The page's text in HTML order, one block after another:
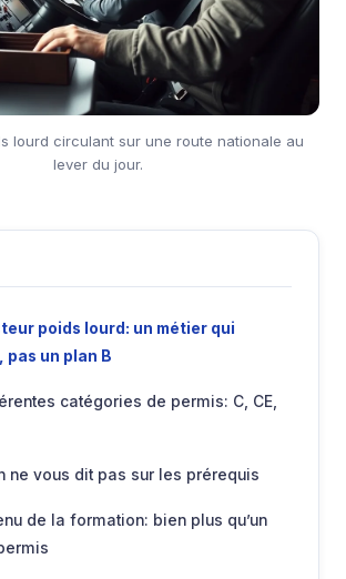
lourd circulant sur une route nationale au
lever du jour.
poids lourd: un métier qui
pas un plan B
catégories de permis: C, CE,
ne vous dit pas sur les prérequis
de la formation: bien plus qu’un